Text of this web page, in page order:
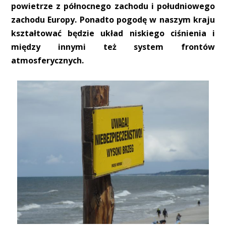
powietrze z północnego zachodu i południowego
zachodu Europy. Ponadto pogodę w naszym kraju
kształtować będzie układ niskiego ciśnienia i
między innymi też system frontów
atmosferycznych.